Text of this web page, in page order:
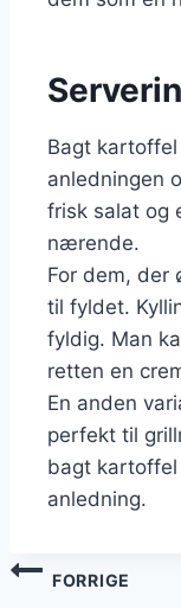
Bagt
anledningen
frisk salat og
nærende.
For dem, der
til fyldet.
fyldig. Man
retten en
En anden
perfekt til
bagt kartoffel
anledning.
FORRIGE